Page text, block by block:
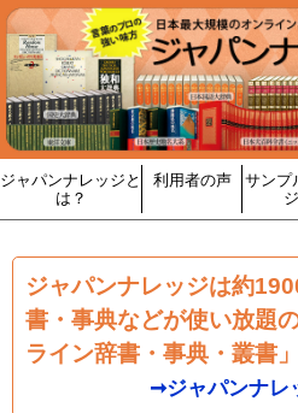
ジャパンナレッジと
は？
利用者の声
サンプ
ジ
ジャパンナレッジは約
書・事典などが使い放題
ライン辞書・事典・叢書
➞ジャパンナレ